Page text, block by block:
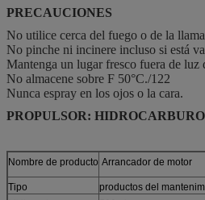
PRECAUCIONES
No utilice cerca del fuego o de la
No pinche ni incinere incluso si está
Mantenga un lugar fresco fuera de luz
No almacene sobre F 50°C./122
Nunca espray en los ojos o la cara.
PROPULSOR: HIDROCARBURO
Nombre de producto Arrancador de motor
Tipo
productos del